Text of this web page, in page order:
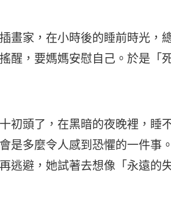
畫家，在小時後的睡前時光，
醒，要媽媽安慰自己。於是「
初頭了，在黑暗的夜晚裡，睡
是多麼令人感到恐懼的一件事
逃避，她試著去想像「永遠的